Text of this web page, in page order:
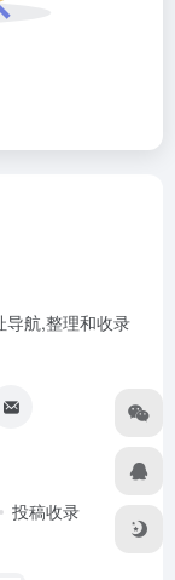
导航,整理和收录
投稿收录